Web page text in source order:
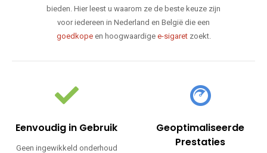
bieden. Hier leest u waarom ze de beste keuze zijn
voor iedereen in Nederland en België die een
goedkopeen hoogwaardige e-sigaretzoekt.
Eenvoudig in Gebruik
Geen ingewikkeld onderhoud
Geoptimaliseerde
Prestaties